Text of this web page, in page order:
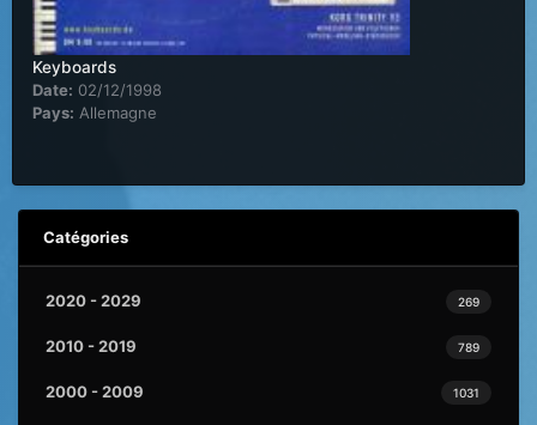
Keyboards
Date: 02/12/1998
Pays: Allemagne
Catégories
269
2020 - 2029
789
2010 - 2019
1031
2000 - 2009